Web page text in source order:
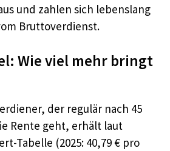
und zahlen sich lebenslang
Bruttoverdienst.
Wie viel mehr bringt
der regulär nach 45
Rente geht, erhält laut
Tabelle (2025: 40,79 € pro